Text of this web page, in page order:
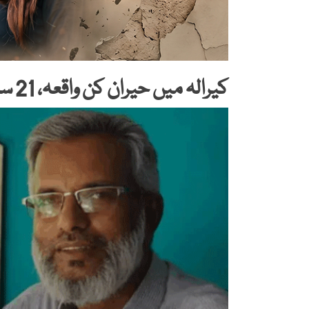
کیرالہ میں حیران کن واقعہ، 21 سال بعد ملازمت کا تقرری نامہ جاری